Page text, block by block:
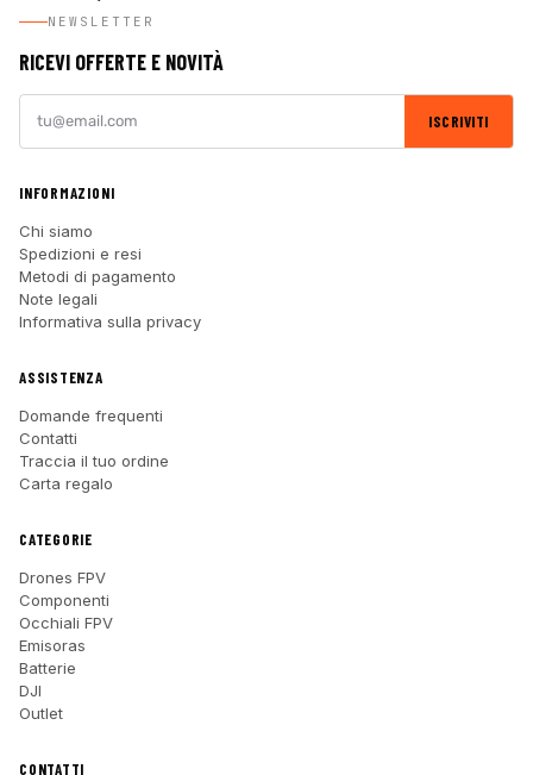
NEWSLETTER
RICEVI OFFERTE E NOVITÀ
ISCRIVITI
INFORMAZIONI
Chi siamo
Spedizioni e resi
Metodi di pagamento
Note legali
Informativa sulla privacy
ASSISTENZA
Domande frequenti
Contatti
Traccia il tuo ordine
Carta regalo
CATEGORIE
Drones FPV
Componenti
Occhiali FPV
Emisoras
Batterie
DJI
Outlet
CONTATTI